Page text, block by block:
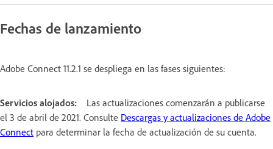
Fechas de lanzamiento
Adobe Connect 11.2.1 se despliega en las fases siguientes:
Servicios alojados:
Las actualizaciones comenzarán a publicarse
el 3 de abril de 2021. Consulte Descargas y actualizaciones de Adobe
Connect para determinar la fecha de actualización de su cuenta.